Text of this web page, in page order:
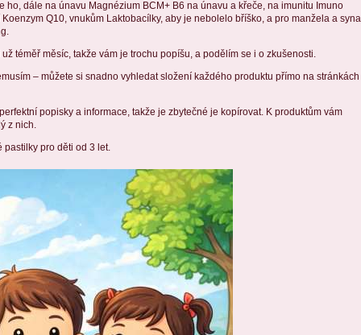
ho, dále na únavu Magnézium BCM+ B6 na únavu a křeče, na imunitu Imuno
Q10, vnukům Laktobacílky, aby je nebolelo bříško, a pro manžela a syna
téměř měsíc, takže vám je trochu popíšu, a podělím se i o zkušenosti.
– můžete si snadno vyhledat složení každého produktu přímo na stránkách
popisky a informace, takže je zbytečné je kopírovat. K produktům vám
z nich.
pastilky pro děti od 3 let.